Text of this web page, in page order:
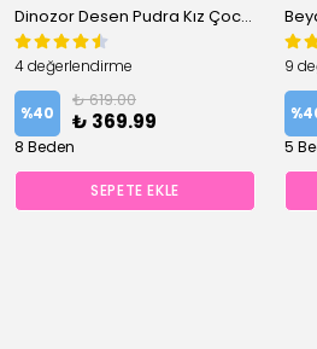
Dinozor Desen Pudra Kız Çocuk Pijama Takım
4 değerlendirme
%40
₺ 619.00
₺ 369.99
8 Beden
SEPETE EKLE
9
%
5